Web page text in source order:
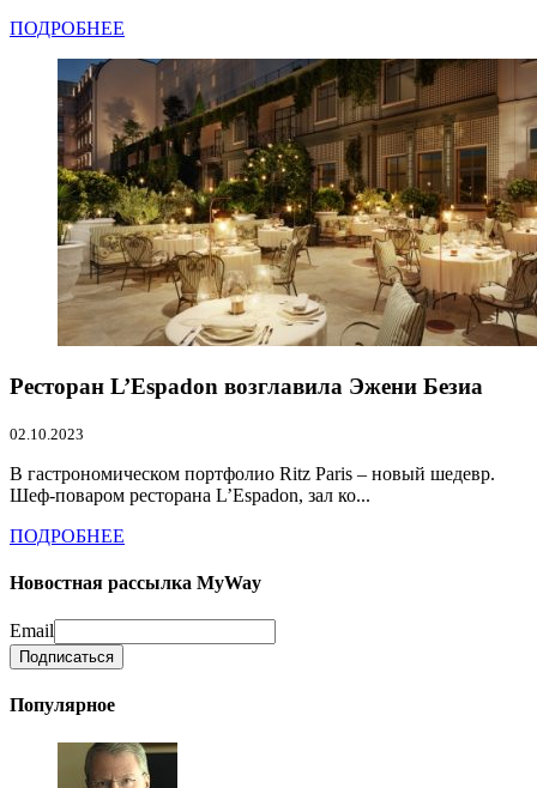
ПОДРОБНЕЕ
Ресторан L’Espadon возглавила Эжени Безиа
02.10.2023
В гастрономическом портфолио Ritz Paris – новый шедевр.
Шеф-поваром ресторана L’Espadon, зал ко...
ПОДРОБНЕЕ
Новостная рассылка MyWay
Email
Популярное